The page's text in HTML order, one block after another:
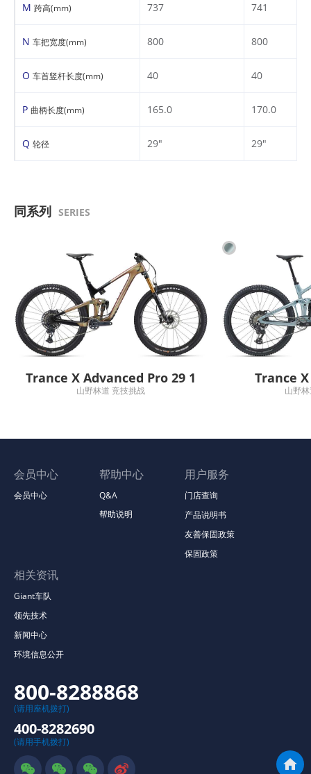
M 跨高(mm) 737 741
N 车把宽度(mm) 800 800
O 车首竖杆长度(mm) 40 40
P 曲柄长度(mm) 165.0 170.0
Q 轮径 29" 29"
同系列 SERIES
Trance X Advanced Pro 29 1
山野林道 竞技挑战
Trance
山野

会员中心
会员中心
帮助中心
Q&A
帮助说明
用户服务
门店查询
产品说明书
友善保固政策
保固政策
相关资讯
Giant车队
领先技术
新闻中心
环境信息公开
800-8288868
(请用座机拨打)
400-8282690
(请用手机拨打)
   